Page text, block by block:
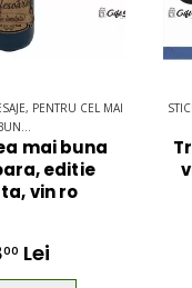
PENTRU CEL MAI
mai buna
editie
vin ro
00 Lei